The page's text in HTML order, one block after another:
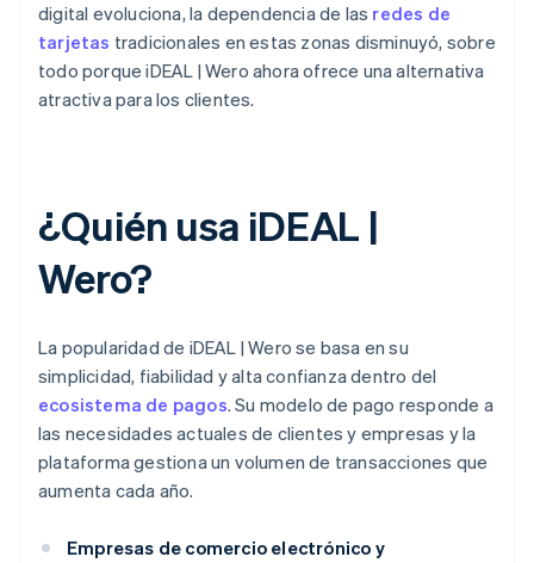
digital evoluciona, la dependencia de las redes de
tarjetas tradicionales en estas zonas disminuyó, sobre
todo porque iDEAL | Wero ahora ofrece una alternativa
atractiva para los clientes.
¿Quién usa iDEAL |
Wero?
La popularidad de iDEAL | Wero se basa en su
simplicidad, fiabilidad y alta confianza dentro del
ecosistema de pagos. Su modelo de pago responde a
las necesidades actuales de clientes y empresas y la
plataforma gestiona un volumen de transacciones que
aumenta cada año.
Empresas de comercio electrónico y